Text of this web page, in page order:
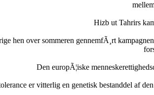
Hizb ut Tahrirs
hen over sommeren gennemfÃ¸rt
Den europÃ¦iske
er vitterlig en genetisk bestanddel af